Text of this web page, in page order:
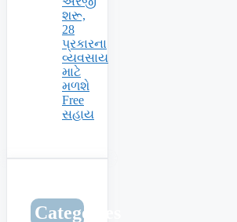
શરૂ,
28
પ્રકારના
વ્યવસાય
માટે
મળશે
Free
સહાય
Categories